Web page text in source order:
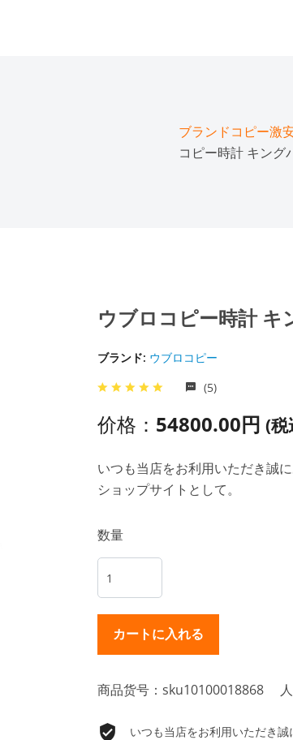
ブランドコピー激
コピー時計 キング
ウブロコピー時計 キ
ブランド: ウブロコピー
(5)
价格： 54800.00円 (税
いつも当店をお利用いただき誠
ショップサイトとして。
数量
商品货号：sku10100018868
いつも当店をお利用いただき